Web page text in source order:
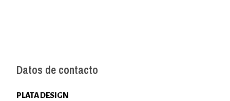
Datos de contacto
PLATA DESIGN